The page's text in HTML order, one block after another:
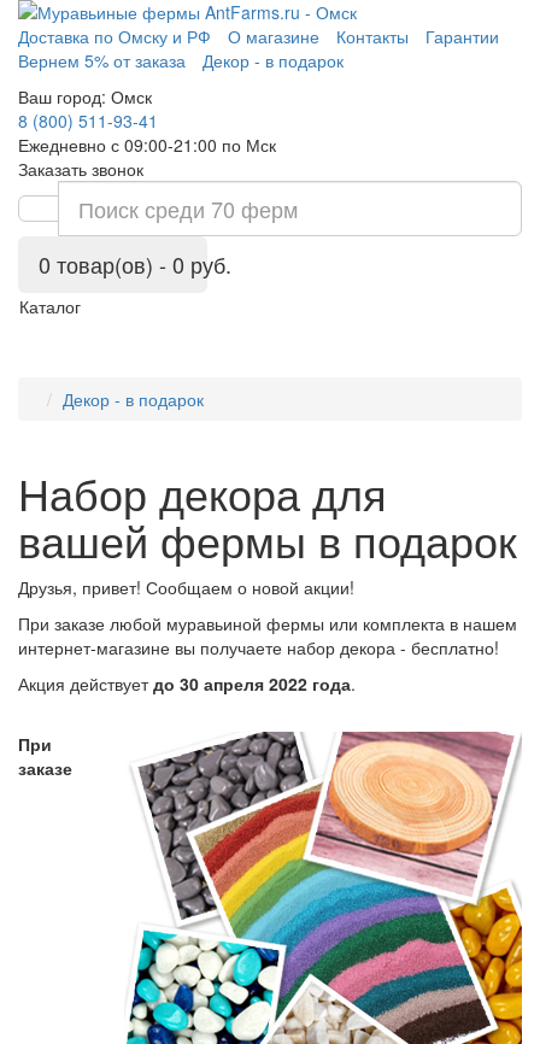
Доставка по Омску и РФ О магазине Контакты
Гарантии
Вернем 5% от заказа
Декор - в подарок
Ваш город: Омск
8 (800) 511-93-41
Ежедневно с 09:00-21:00 по Мск
Заказать звонок
0 товар(ов) - 0 руб.
Каталог
Декор - в подарок
Набор декора для
вашей фермы в подарок
Друзья, привет! Сообщаем о новой акции!
При заказе любой муравьиной фермы или комплекта в нашем
интернет-магазине вы получаете набор декора - бесплатно!
Акция действуетдо 30 апреля 2022 года.
При
заказе